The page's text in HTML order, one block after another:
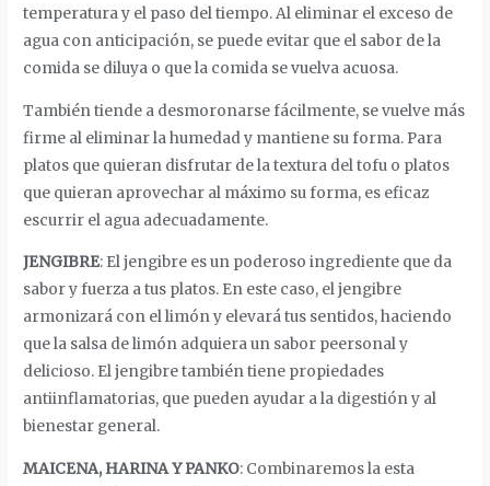
temperatura y el paso del tiempo. Al eliminar el exceso de
agua con anticipación, se puede evitar que el sabor de la
comida se diluya o que la comida se vuelva acuosa.
También tiende a desmoronarse fácilmente, se vuelve más
firme al eliminar la humedad y mantiene su forma. Para
platos que quieran disfrutar de la textura del tofu o platos
que quieran aprovechar al máximo su forma, es eficaz
escurrir el agua adecuadamente.
JENGIBRE: El jengibre es un poderoso ingrediente que da
sabor y fuerza a tus platos. En este caso, el jengibre
armonizará con el limón y elevará tus sentidos, haciendo
que la salsa de limón adquiera un sabor peersonal y
delicioso. El jengibre también tiene propiedades
antiinflamatorias, que pueden ayudar a la digestión y al
bienestar general.
MAICENA, HARINA Y PANKO: Combinaremos la esta